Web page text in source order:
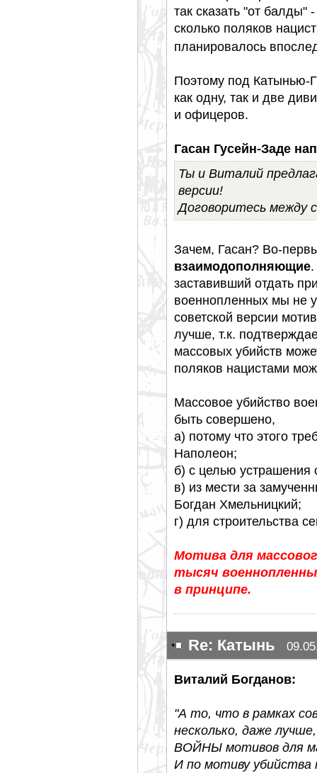
так сказать "от балды"
сколько поляков
планировалось
Поэтому под Катынью-
как одну, так и две
и офицеров.
Гасан Гусейн-Заде
Ты и Виталий
версии!
Договоритесь между
Зачем, Гасан? Во-
взаимодополняющие
заставивший отдать
военнопленных мы не
советской версии
лучше, т.к.
массовых убийств
поляков нацистами
Массовое убийство
быть совершено,
а) потому что этого
Наполеон;
б) с целью устрашения
в) из мести за
Богдан Хмельницкий;
г) для строительства
Мотива для
тысяч
в принципе.
Re: Катынь
Виталий Богданов:
"А то, что в рамках
несколько, даже
ВОЙНЫ мотивов для
И по мотиву убийства